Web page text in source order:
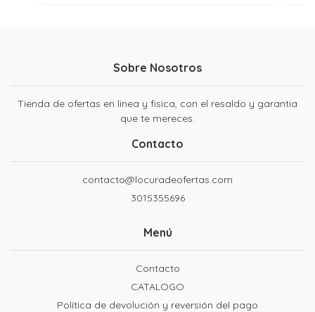
Sobre Nosotros
Tienda de ofertas en linea y fisica, con el resaldo y garantia
que te mereces.
Contacto
contacto@locuradeofertas.com
3015355696
Menú
Contacto
CATALOGO
Política de devolución y reversión del pago